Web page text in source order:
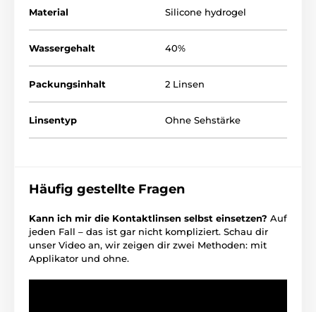
Material Silicone hydrogel
Wassergehalt 40%
Packungsinhalt 2 Linsen
Linsentyp Ohne Sehstärke
Häufig gestellte Fragen
Kann ich mir die Kontaktlinsen selbst einsetzen? Auf
jeden Fall – das ist gar nicht kompliziert. Schau dir
unser Video an, wir zeigen dir zwei Methoden: mit
Applikator und ohne.